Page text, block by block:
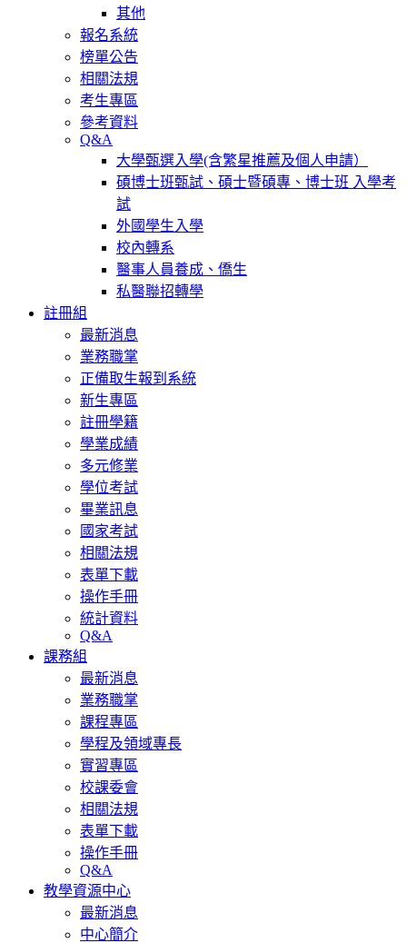
其他
報名系統
榜單公告
相關法規
考生專區
參考資料
Q&A
大學甄選入學(含繁星推薦及個人申請）
碩博士班甄試、碩士暨碩專、博士班 入學考
試
外國學生入學
校內轉系
醫事人員養成、僑生
私醫聯招轉學
註冊組
最新消息
業務職掌
正備取生報到系統
新生專區
註冊學籍
學業成績
多元修業
學位考試
畢業訊息
國家考試
相關法規
表單下載
操作手冊
統計資料
Q&A
課務組
最新消息
業務職掌
課程專區
學程及領域專長
實習專區
校課委會
相關法規
表單下載
操作手冊
Q&A
教學資源中心
最新消息
中心簡介